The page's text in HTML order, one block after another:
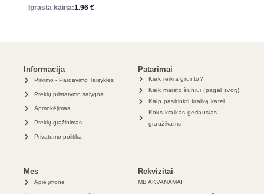
Įprasta kaina:1.96 €
Informacija
Pirkimo - Pardavimo Taisyklės
Prekių pristatymo sąlygos
Apmokėjimas
Prekių grąžinimas
Privatumo politika
Patarimai
Kiek reikia grunto?
Kiek maisto šuniui (pagal svorį)
Kaip pasirinkti kraiką katei
Koks kraikas geriausias
graužikams
Mes
Apie įmonė
Rekvizitai
MB AKVANAMAI